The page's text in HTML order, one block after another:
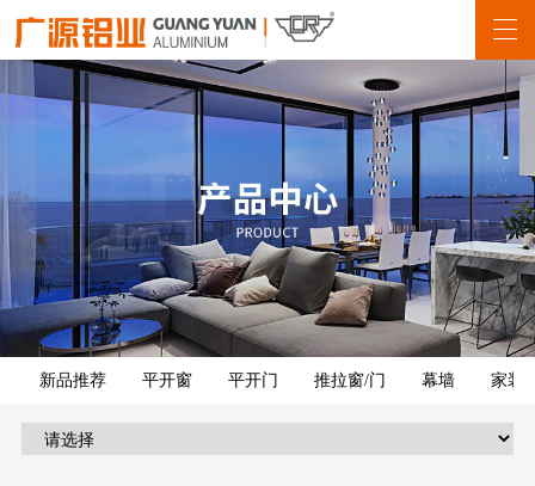
新品推荐 平开窗 平开门 推拉窗/门 幕墙 家装